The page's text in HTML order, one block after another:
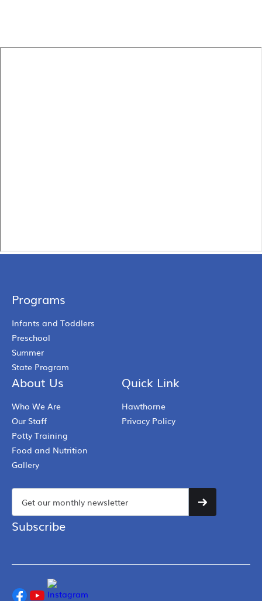
About Us
Who We Are
Our Staff
Potty Training
Food and Nutrition
Gallery
Programs
Infants and Toddlers
Preschool
Summer
State Program
Quick Link
Hawthorne
Privacy Policy
Subscribe